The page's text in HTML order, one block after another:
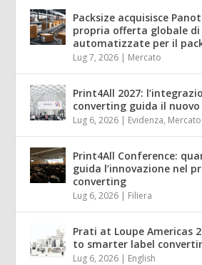
Packsize acquisisce
propria offerta globale di
automatizzate per il
Lug 7, 2026 | Mercato
Print4All 2027:
converting guida il
Lug 6, 2026 | Evidenza, Mercato
Print4All Conference:
guida l’innovazione nel
converting
Lug 6, 2026 | Filiera
Prati at Loupe Americas
to smarter label
Lug 6, 2026 | English